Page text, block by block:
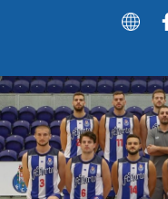
MINIBASQUETE
ÁREA TÉCNICA
PROJETOS
LIGA BETCLIC